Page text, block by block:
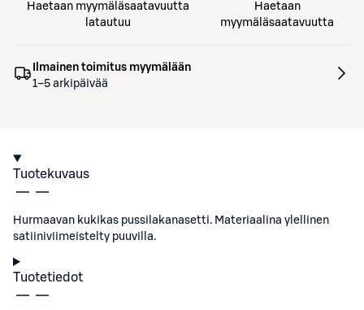
Haetaan myymäläsaatavuutta
latautuu
Haetaan
myymäläsaatavuutta
Ilmainen toimitus myymälään
1–5 arkipäivää
Tuotekuvaus
Hurmaavan kukikas pussilakanasetti. Materiaalina ylellinen
satiiniviimeistelty puuvilla.
Tuotetiedot